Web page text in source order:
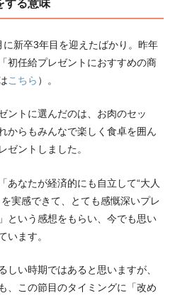
する意味
新卒3年目を迎えたばかり。昨年
初任給プレゼントにおすすめの商
こちら ）。
ントに選んだのは、お肉のセッ
からもみんなで楽しく食卓を囲ん
ゼントしました。
あなたが経済的にも自立して“大人
実感できて、とても感慨深いプレ
という感想をもらい、今でも思い
います。
しい時期ではあると思いますが、
、この節目のタイミングに「改め